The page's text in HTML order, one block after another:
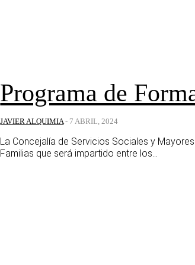
Programa de
JAVIER ALQUIMIA - 7 ABRIL, 2024
La Concejalía de Servicios Sociales y
Familias que será impartido entre los...